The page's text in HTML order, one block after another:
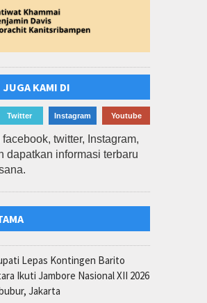
KAMI DI
Twitter Instagram Youtube
facebook, twitter, Instagram,
dapatkan informasi terbaru
Lepas Kontingen Barito
Ikuti Jambore Nasional XII 2026
Jakarta